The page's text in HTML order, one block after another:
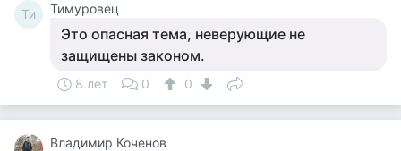
Ти Тимуровец
Это опасная тема, неверующие не
защищены законом.
8 лет 0 0
Владимир Коченов